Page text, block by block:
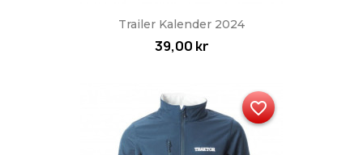
Trailer Kalender 2024
39,00 kr
favorite_border